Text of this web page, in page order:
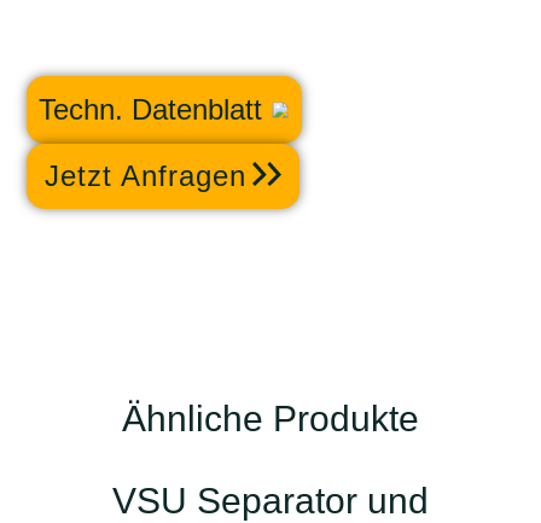
Techn. Datenblatt
Jetzt Anfragen
Ähnliche Produkte
VSU Separator und